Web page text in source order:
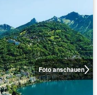
Foto anschauen